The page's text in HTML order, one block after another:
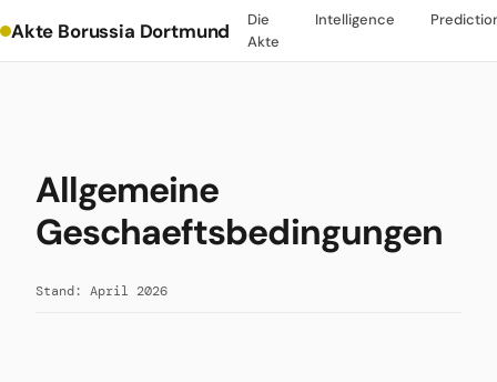
Akte Borussia Dortmund
Die
Akte
Intelligence
Allgemeine
Geschaeftsbedingungen
Stand: April 2026